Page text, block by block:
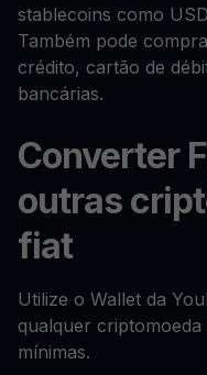
stablecoins como
Também pode
crédito, cartão de
bancárias.
Converter
outras
fiat
Utilize o Wallet da
qualquer
mínimas.